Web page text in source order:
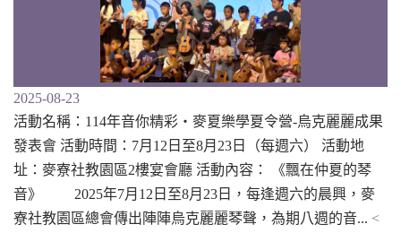
2025-08-23
活動名稱：114年音你精彩‧麥夏樂學夏令營-烏克麗麗成果
發表會 活動時間：7月12日至8月23日（每週六） 活動地
址：麥寮社教園區2樓宴會廳 活動內容： 《飄在仲夏的琴
音》 2025年7月12日至8月23日，每逢週六的晨興，麥
寮社教園區總會傳出陣陣烏克麗麗琴聲，為期八週的音... <